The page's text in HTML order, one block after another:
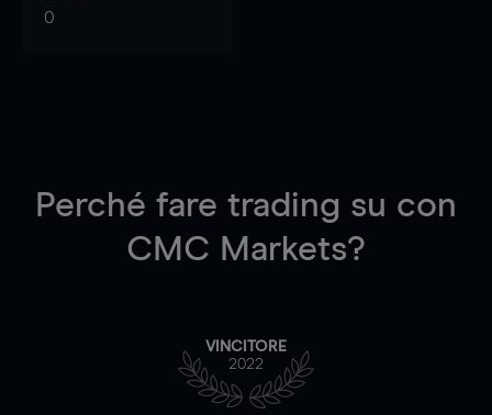
0
Perché fare trading su con
CMC Markets?
VINCITORE
2022